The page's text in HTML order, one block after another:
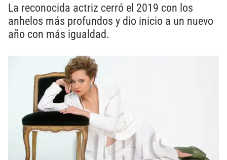
La reconocida actriz cerró el 2019 con los
anhelos más profundos y dio inicio a un nuevo
año con más igualdad.